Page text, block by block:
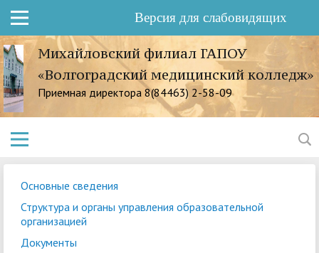
Версия для слабовидящих
Михайловский филиал ГАПОУ
«Волгоградский медицинский колледж»
Приемная директора 8(84463) 2-58-09
Основные сведения
Структура и органы управления образовательной
организацией
Документы